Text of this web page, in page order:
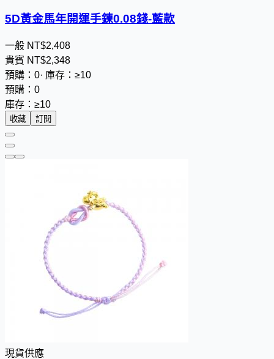
5D黃金馬年開運手鍊0.08錢-藍款
一般 NT$2,408
貴賓 NT$2,348
預購：0· 庫存：≥10
預購：0
庫存：≥10
收藏 訂閱
現貨供應